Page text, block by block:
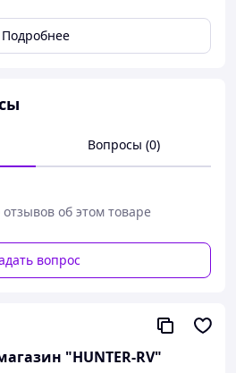
аркушів.
бігунок з
Подробнее
Вопросы (0)
об этом товаре
вопрос
"HUNTER-RV"